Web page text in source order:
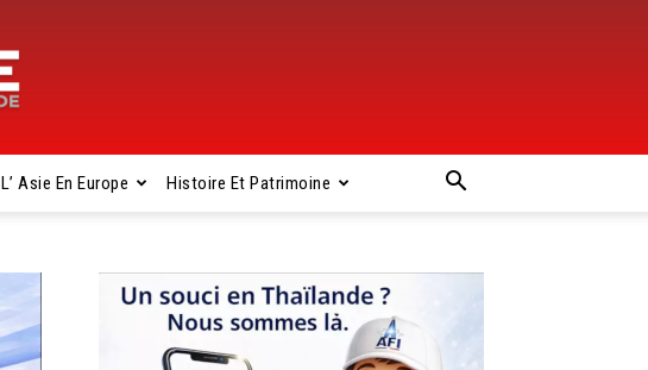
L’ Asie En Europe Histoire Et Patrimoine